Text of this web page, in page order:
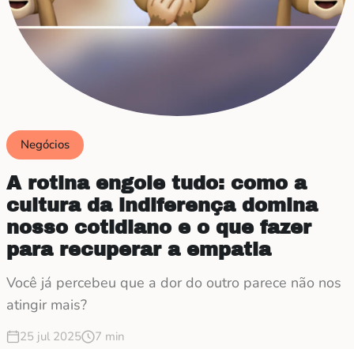
Negócios
A rotina engole tudo: como a
cultura da indiferença domina
nosso cotidiano e o que fazer
para recuperar a empatia
Você já percebeu que a dor do outro parece não nos
atingir mais?
25 jul 2025 7 min